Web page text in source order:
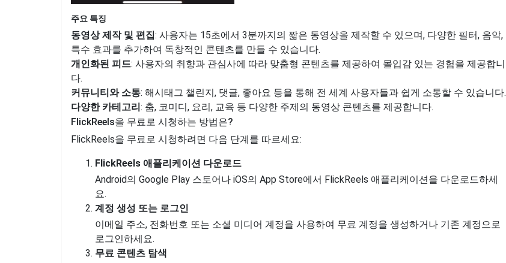
주요 특징
동영상 제작 및 편집: 사용자는 15초에서 3분까지의 짧은 동영상을 제작할 수 있으며, 다양한 필터, 음악,
특수 효과를 추가하여 독창적인 콘텐츠를 만들 수 있습니다.
개인화된 피드: 사용자의 취향과 관심사에 따라 맞춤형 콘텐츠를 제공하여 몰입감 있는 경험을 제공합니
다.
커뮤니티와 소통: 해시태그 챌린지, 댓글, 좋아요 등을 통해 전 세계 사용자들과 쉽게 소통할 수 있습니다.
다양한 카테고리: 춤, 코미디, 요리, 교육 등 다양한 주제의 동영상 콘텐츠를 제공합니다.
FlickReels을 무료로 시청하는 방법은?
FlickReels을 무료로 시청하려면 다음 단계를 따르세요:
FlickReels 애플리케이션 다운로드
Android의 Google Play 스토어나 iOS의 App Store에서 FlickReels 애플리케이션을 다운로드하세
요.
계정 생성 또는 로그인
이메일 주소, 전화번호 또는 소셜 미디어 계정을 사용하여 무료 계정을 생성하거나 기존 계정으로
로그인하세요.
무료 콘텐츠 탐색